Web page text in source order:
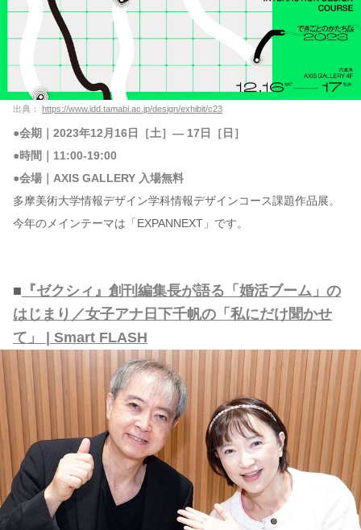
出典： https://www.idd.tamabi.ac.jp/design/exhibit/c23
●会期｜2023年12月16日［土］― 17日［日］
●時間｜11:00-19:00
●会場｜AXIS GALLERY 入場無料
多摩美術大学情報デザイン学科情報デザインコース課題作品展。
今年のメインテーマは「EXPANNEXT」です。
■ 『ゼクシィ』創刊編集長が語る「婚活ブーム」の
はじまり／女子アナ日下千帆の「私にだけ聞かせ
て」 | Smart FLASH